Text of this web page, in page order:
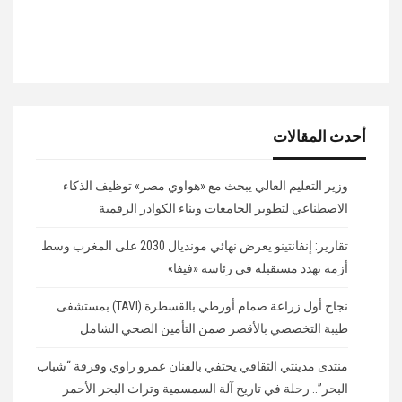
أحدث المقالات
وزير التعليم العالي يبحث مع «هواوي مصر» توظيف الذكاء
الاصطناعي لتطوير الجامعات وبناء الكوادر الرقمية
تقارير: إنفانتينو يعرض نهائي مونديال 2030 على المغرب وسط
أزمة تهدد مستقبله في رئاسة «فيفا»
نجاح أول زراعة صمام أورطي بالقسطرة (TAVI) بمستشفى
طيبة التخصصي بالأقصر ضمن التأمين الصحي الشامل
منتدى مدينتي الثقافي يحتفي بالفنان عمرو راوي وفرقة “شباب
البحر”.. رحلة في تاريخ آلة السمسمية وتراث البحر الأحمر